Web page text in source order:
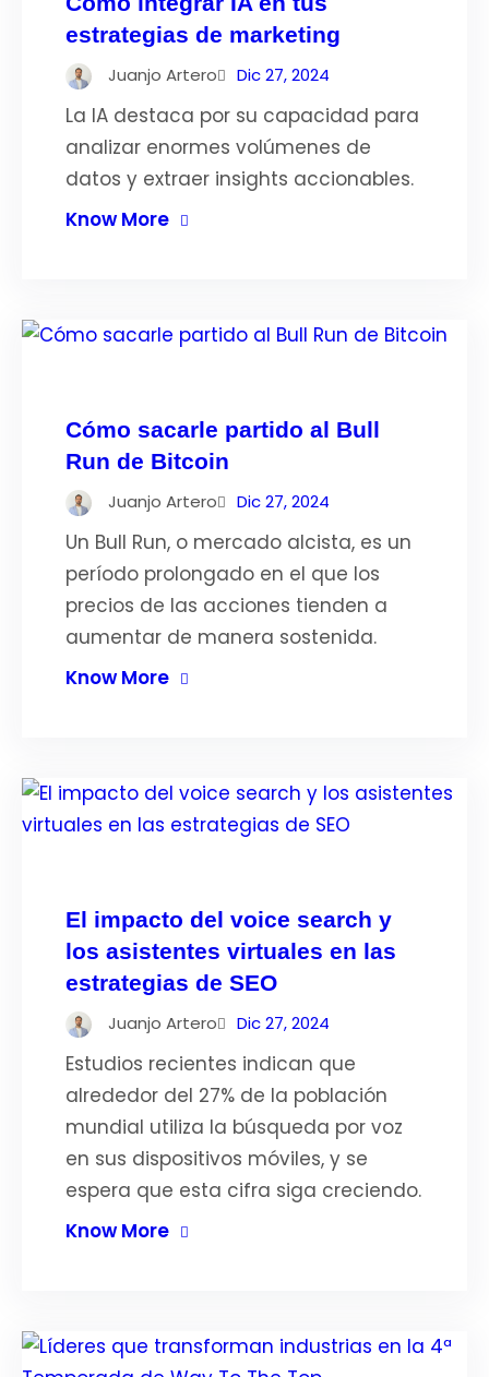
estrategias de marketing
Juanjo Artero Dic 27, 2024
La IA destaca por su capacidad para
analizar enormes volúmenes de
datos y extraer insights accionables.
Know More
Cómo sacarle partido al Bull
Run de Bitcoin
Juanjo Artero Dic 27, 2024
Un Bull Run, o mercado alcista, es un
período prolongado en el que los
precios de las acciones tienden a
aumentar de manera sostenida.
Know More
El impacto del voice search y
los asistentes virtuales en las
estrategias de SEO
Juanjo Artero Dic 27, 2024
Estudios recientes indican que
alrededor del 27% de la población
mundial utiliza la búsqueda por voz
en sus dispositivos móviles, y se
espera que esta cifra siga creciendo.
Know More